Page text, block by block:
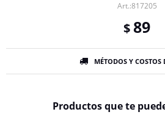
817205
$ 89
MÉTODOS Y COSTOS
Productos que te